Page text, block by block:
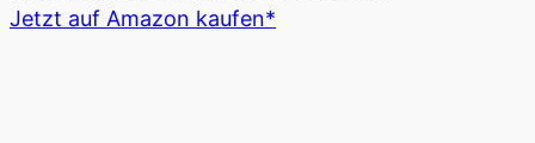
Jetzt auf Amazon kaufen*